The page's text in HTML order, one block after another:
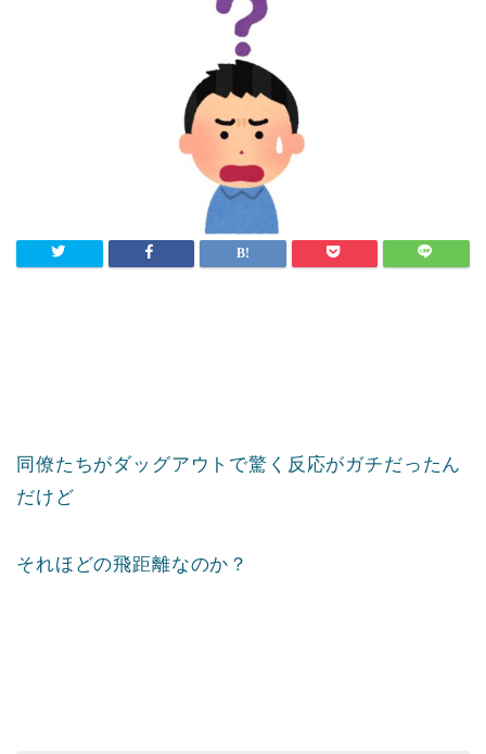
同僚たちがダッグアウトで驚く反応がガチだったん
だけど
それほどの飛距離なのか？